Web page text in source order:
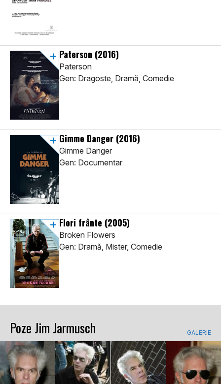
Paterson (2016)
Paterson
Gen: Dragoste, Dramă, Comedie
Gimme Danger (2016)
Gimme Danger
Gen: Documentar
Flori frânte (2005)
Broken Flowers
Gen: Dramă, Mister, Comedie
Poze Jim Jarmusch GALERIE